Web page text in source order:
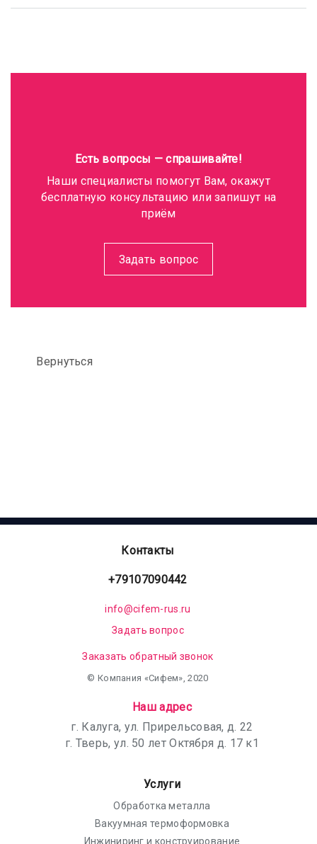
Есть вопросы — спрашивайте!
Наши специалисты помогут Вам, окажут
бесплатную консультацию или запишут на
приём
Задать вопрос
Вернуться
Контакты
+79107090442
info@cifem-rus.ru
Задать вопрос
Заказать обратный звонок
© Компания «Сифем», 2020
Наш адрес
г. Калуга, ул. Прирельсовая, д. 22
г. Тверь, ул. 50 лет Октября д. 17 к1
Услуги
Обработка металла
Вакуумная термоформовка
Инжиниринг и конструирование